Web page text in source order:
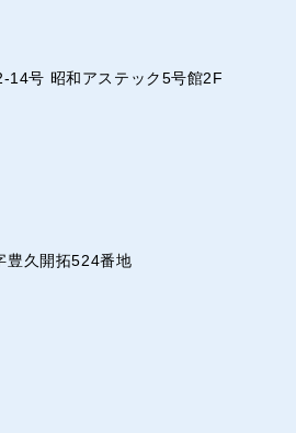
14号 昭和アステック5号館2F
豊久開拓524番地